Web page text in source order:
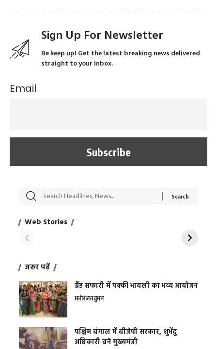
Sign Up For Newsletter
Be keep up! Get the latest breaking news delivered
straight to your inbox.
Email
Web Stories
सट्टेबाजी में अरेस्ट हुए
साहिल खान
रोज एक कच्चे लहसुन
जरूर पढ़ें
ग्रैंड सफारी में पक्की भायली का भव्य आयोजन
मनोरंजनवुमन
पश्चिम बंगाल में बीजेपी सरकार, शुभेंदु
अधिकारी बने मुख्यमंत्री